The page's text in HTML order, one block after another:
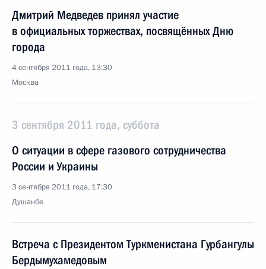
Дмитрий Медведев принял участие
в официальных торжествах, посвящённых Дню
города
4 сентября 2011 года, 13:30
Москва
3 сентября 2011 года, суббота
О ситуации в сфере газового сотрудничества
России и Украины
3 сентября 2011 года, 17:30
Душанбе
Встреча с Президентом Туркменистана Гурбангулы
Бердымухамедовым